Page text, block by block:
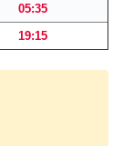
05:35
19:15